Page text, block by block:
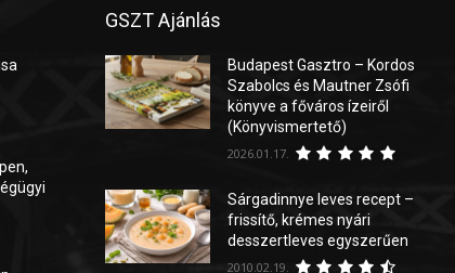
GSZT Ajánlás
Budapest Gasztro – Kordos
Szabolcs és Mautner Zsófi
könyve a főváros ízeiről
(Könyvismertető)
2026.01.17.
Sárgadinnye leves recept –
frissítő, krémes nyári
desszertleves egyszerűen
2010.02.19.